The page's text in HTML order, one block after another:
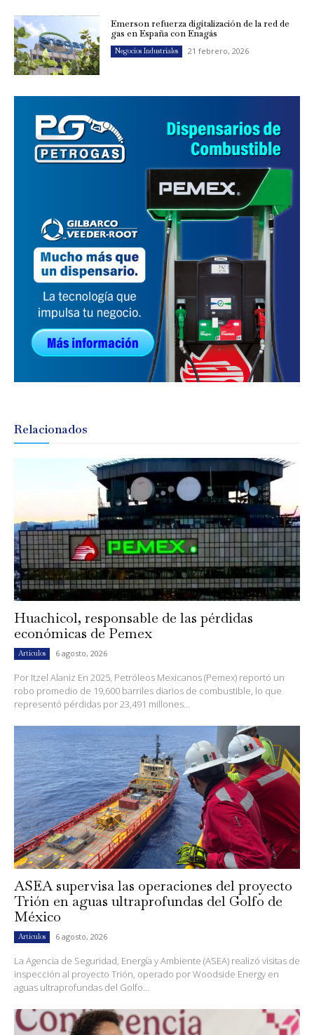
Emerson refuerza digitalización de la red de
gas en España con Enagás
Negocios Industriales 21 febrero, 2026
Relacionados
Huachicol, responsable de las pérdidas
económicas de Pemex
Artículos 6 agosto, 2026
Por Itzel Alaniz En 2025, Petróleos Mexicanos (Pemex) reportó un
robo promedio de 19,600 barriles diarios de combustible, lo que
representó pérdidas por 23,491 millones...
ASEA supervisa las operaciones del proyecto
Trión en aguas ultraprofundas del Golfo de
México
Artículos 6 agosto, 2026
La Agencia de Seguridad, Energía y Ambiente (ASEA) realizó visitas de
inspección al proyecto Trión, operado por Woodside Energy en
aguas ultraprofundas del Golfo...